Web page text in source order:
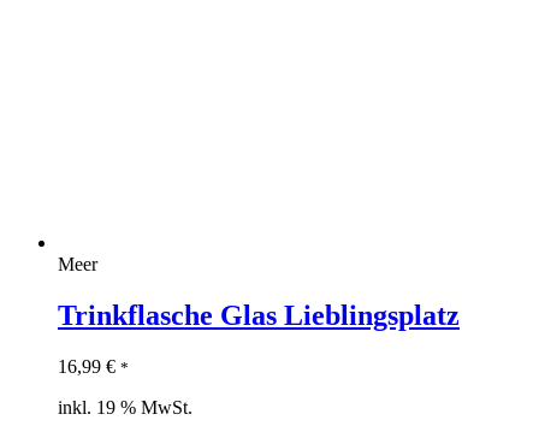
Meer
Trinkflasche Glas Lieblingsplatz
16,99 € *
inkl. 19 % MwSt.